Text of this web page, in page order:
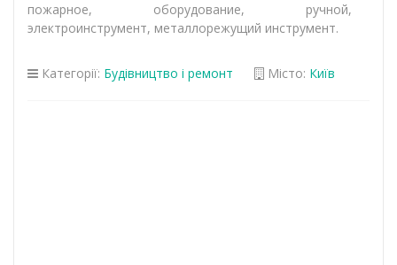
пожарное, оборудование, ручной,
электроинструмент, металлорежущий инструмент.
Категорії: Будівництво і ремонт Місто: Київ